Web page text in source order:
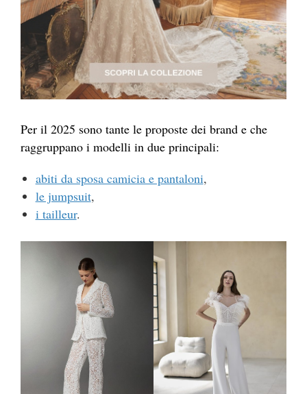
Per il 2025 sono tante le proposte dei brand e che
raggruppano i modelli in due principali:
abiti da sposa camicia e pantaloni,
le jumpsuit,
i tailleur.